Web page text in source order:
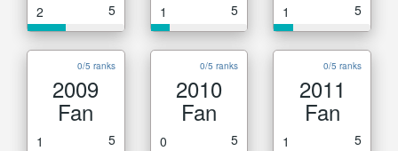
2 5 1 5 1 5
0/5 ranks
2009
Fan
1 5
0/5 ranks
2010
Fan
0 5
0/5 ranks
2011
Fan
1 5